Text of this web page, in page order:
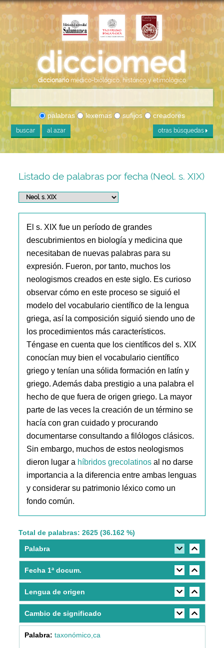
diccionario médico-biológico, histórico y etimológico
palabras lexemas sufijos creadores
buscar al azar otras búsquedas
Listado de palabras por fecha (Neol. s. XIX)
El s. XIX fue un período de grandes
descubrimientos en biología y medicina que
necesitaban de nuevas palabras para su
expresión. Fueron, por tanto, muchos los
neologismos creados en este siglo. Es curioso
observar cómo en este proceso se siguió el
modelo del vocabulario científico de la lengua
griega, así la composición siguió siendo uno de
los procedimientos más característicos.
Téngase en cuenta que los científicos del s. XIX
conocían muy bien el vocabulario científico
griego y tenían una sólida formación en latín y
griego. Además daba prestigio a una palabra el
hecho de que fuera de origen griego. La mayor
parte de las veces la creación de un término se
hacía con gran cuidado y procurando
documentarse consultando a filólogos clásicos.
Sin embargo, muchos de estos neologismos
dieron lugar a híbridos grecolatinos al no darse
importancia a la diferencia entre ambas lenguas
y considerar su patrimonio léxico como un
fondo común.
Total de palabras: 2625 (36.162 %)
Palabra
Fecha 1ª docum.
Lengua de origen
Cambio de significado
taxonómico,ca